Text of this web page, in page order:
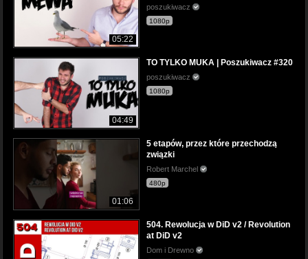
05:22
poszukiwacz
1080p
04:49
TO TYLKO MUKA | Poszukiwacz #320
poszukiwacz
1080p
01:06
5 etapów, przez które przechodzą
związki
Robert Marchel
480p
504. Rewolucja w DiD v2 / Revolution
at DiD v2
Dom i Drewno